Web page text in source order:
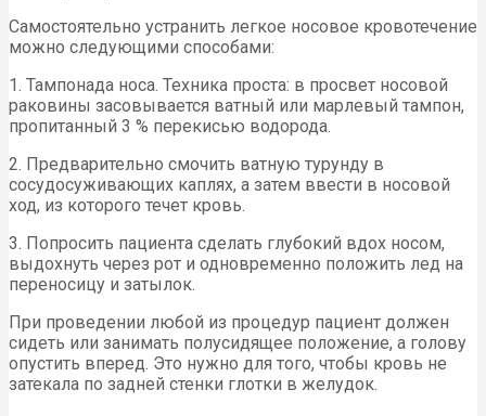
Самостоятельно устранить легкое носовое кровотечение
можно следующими способами:
1. Тампонада носа. Техника проста: в просвет носовой
раковины засовывается ватный или марлевый тампон,
пропитанный 3 % перекисью водорода.
2. Предварительно смочить ватную турунду в
сосудосуживающих каплях, а затем ввести в носовой
ход, из которого течет кровь.
3. Попросить пациента сделать глубокий вдох носом,
выдохнуть через рот и одновременно положить лед на
переносицу и затылок.
При проведении любой из процедур пациент должен
сидеть или занимать полусидящее положение, а голову
опустить вперед. Это нужно для того, чтобы кровь не
затекала по задней стенки глотки в желудок.